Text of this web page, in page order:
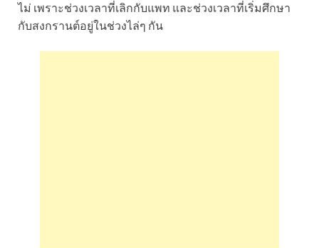
ไม่ เพราะช่วงเวลาที่เลิกกับแพท และช่วงเวลาที่เริ่มศึกษา
กับสงกรานต์อยู่ในช่วงไล่ๆ กัน